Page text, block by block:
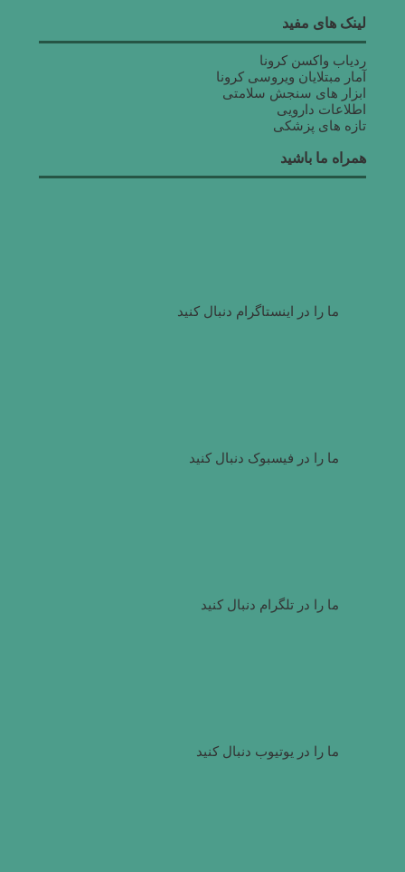
لینک های مفید
ردیاب واکسن کرونا
آمار مبتلایان ویروسی کرونا
ابزار های سنجش سلامتی
اطلاعات دارویی
تازه های پزشکی
همراه ما باشید
ما را در اینستاگرام دنبال کنید
ما را در فیسبوک دنبال کنید
ما را در تلگرام دنبال کنید
ما را در یوتیوب دنبال کنید